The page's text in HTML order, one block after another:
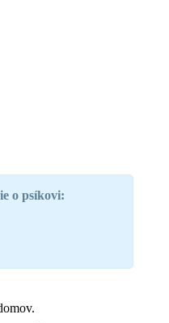
o psíkovi: